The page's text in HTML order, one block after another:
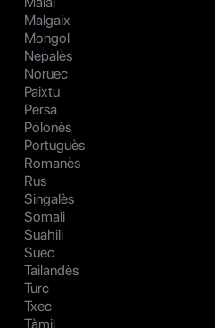
Malgaix
Mongol
Nepalès
Noruec
Paixtu
Persa
Polonès
Portuguès
Romanès
Rus
Singalès
Somali
Suahili
Suec
Tailandès
Turc
Txec
Tàmil